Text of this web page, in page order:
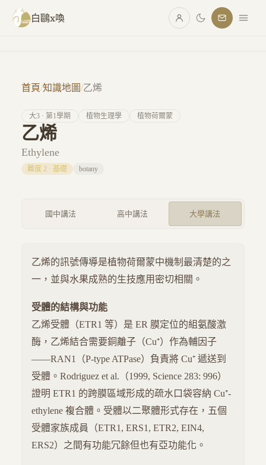
跳至主要內容
白鷗x喚
首頁/知識地圖/乙烯
大3 · 第1學期 植物生理學 植物荷爾蒙
乙烯
Ethylene
難度 2 · 基礎 botany
國中講法 高中講法 大學講法
乙烯的訊號傳導是植物荷爾蒙中機制最清楚的之
一，並與水果成熟的生技應用密切相關。
受體的結構與功能
乙烯受體（ETR1 等）是 ER 膜定位的組氨酸激
酶，乙烯結合需要銅離子（Cu⁺）作為輔因子
——RAN1（P-type ATPase）負責將 Cu⁺ 遞送到
受體。Rodriguez et al.（1999, Science 283: 996）
證明 ETR1 的跨膜區域形成的疏水口袋容納 Cu⁺-
ethylene 複合體。受體以二聚體形式存在，五個
受體家族成員（ETR1, ERS1, ETR2, EIN4,
ERS2）之間有功能冗餘但也有亞功能化。